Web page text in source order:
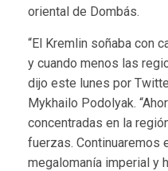
oriental de Dombás.
“El Kremlin soñaba con
y cuando menos las
dijo este lunes por
Mykhailo Podolyak.
concentradas en la
fuerzas. Continuaremos
megalomanía imperial y